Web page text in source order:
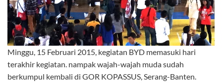
Minggu, 15 Februari 2015, kegiatan BYD memasuki hari
terakhir kegiatan. nampak wajah-wajah muda sudah
berkumpul kembali di GOR KOPASSUS, Serang-Banten.